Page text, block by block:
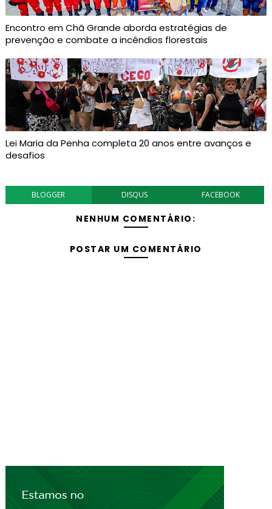
Encontro em Chã Grande aborda estratégias de
prevenção e combate a incêndios florestais
Lei Maria da Penha completa 20 anos entre avanços e
desafios
BLOGGER DISQUS FACEBOOK
NENHUM COMENTÁRIO:
POSTAR UM COMENTÁRIO